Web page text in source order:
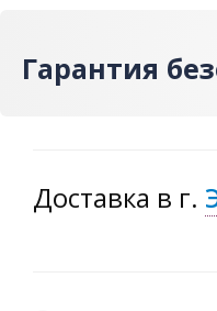
Гарантия
Доставка в г.